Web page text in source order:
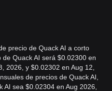
precio de Quack AI a corto
Quack AI será $0.02300 en
2026, y $0.02302 en Aug 12,
de precios de Quack AI,
sea $0.02304 en Aug 2026,